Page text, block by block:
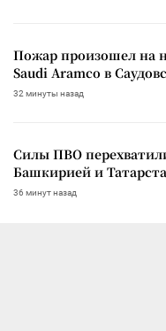
Пожар произошел на
Saudi Aramco в
32 минуты назад
Силы ПВО
Башкирией и
36 минут назад